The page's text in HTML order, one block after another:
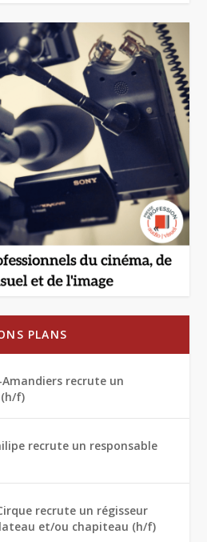
PLANS
recrute un
f)
recrute un responsable
recrute un régisseur
et/ou chapiteau (h/f)